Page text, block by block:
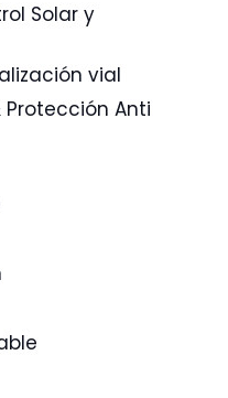
Solar y
vial
Anti